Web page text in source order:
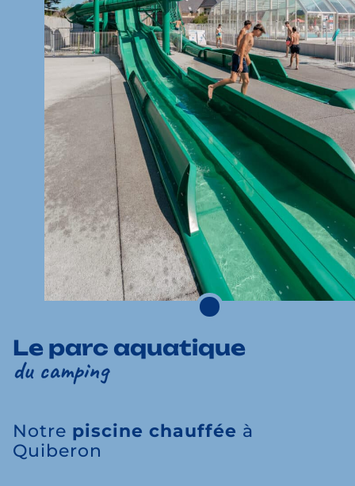
Le parc aquatique
du camping
Notre piscine chauffée à
Quiberon